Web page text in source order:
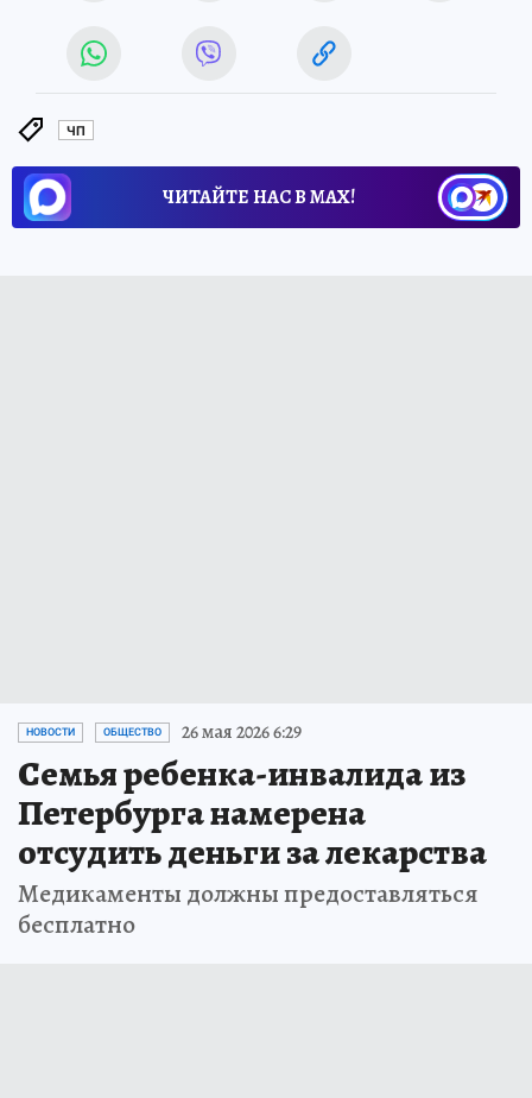
ЧП
ЧИТАЙТЕ НАС В МАХ!
НОВОСТИ ОБЩЕСТВО 26 мая 2026 6:29
Семья ребенка-инвалида из
Петербурга намерена
отсудить деньги за лекарства
Медикаменты должны предоставляться
бесплатно